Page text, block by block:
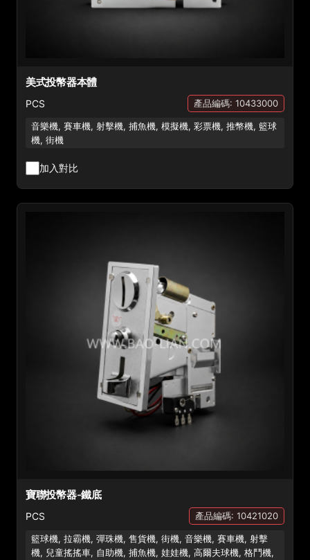
美式投幣器本體
PCS 產品編碼: 10433000
音樂機, 賽車機, 射擊機, 捕魚機, 模擬機, 彩票機, 推幣機, 籃球
機, 街機
加入對比
寶聯投幣器-鐵底
PCS 產品編碼: 10421020
籃球機, 拉霸機, 彈珠機, 售貨機, 街機, 音樂機, 賽車機, 射擊
機, 兒童搖搖車, 自助機, 捕魚機, 娃娃機, 高爾夫球機, 格鬥機,